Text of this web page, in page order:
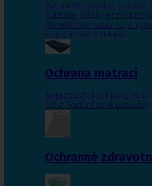
Bavlněné rukavice, Nitrilové
rukavice, Držáky
Mikrotenové rukavice,
jednorázových rukavic
Ochrana matrací
Nepropustná ochrana,
lůžka, Textilní savé podložky
Ochranné